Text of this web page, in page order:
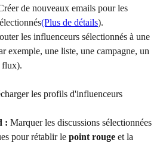
de nouveaux emails pour les
(Plus de détails).
les influenceurs sélectionnés à une
exemple, une liste, une campagne, un
flux).
les profils d'influenceurs
: Marquer les discussions sélectionnées
pour rétablir le point rouge et la